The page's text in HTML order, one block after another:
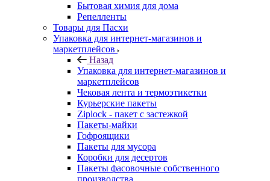
Бытовая химия для дома
Репелленты
Товары для Пасхи
Упаковка для интернет-магазинов и
маркетплейсов
Назад
Упаковка для интернет-магазинов и
маркетплейсов
Чековая лента и термоэтикетки
Курьерские пакеты
Ziplock - пакет с застежкой
Пакеты-майки
Гофроящики
Пакеты для мусора
Коробки для десертов
Пакеты фасовочные собственного
производства